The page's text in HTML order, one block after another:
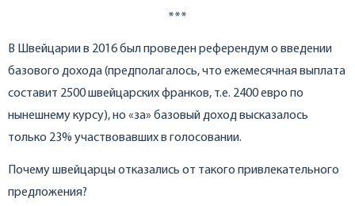
***
В Швейцарии в 2016 был проведен референдум о введении
базового дохода (предполагалось, что ежемесячная выплата
составит 2500 швейцарских франков, т.е. 2400 евро по
нынешнему курсу), но «за» базовый доход высказалось
только 23% участвовавших в голосовании.
Почему швейцарцы отказались от такого привлекательного
предложения?